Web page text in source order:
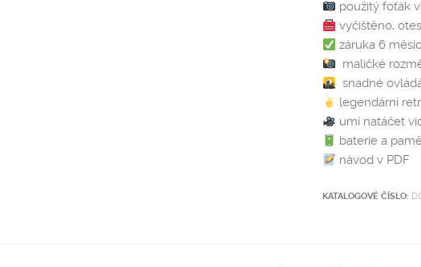
použitý foťák
vyčištěno,
záruka 6
maličké
snadné
legendární
umí natáčet
baterie a
návod v PDF
KATALOGOVÉ ČÍSLO: